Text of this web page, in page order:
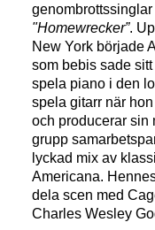
genombrottssinglar
"Homewrecker”.
New York började
som bebis sade sitt
spela piano i den
spela gitarr när
och producerar sin
grupp
lyckad mix av
Americana.
dela scen med
Charles Wesley